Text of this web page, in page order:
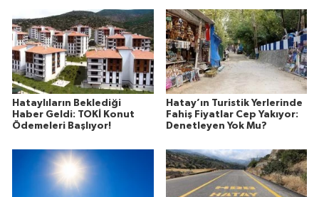
Hataylıların Beklediği
Haber Geldi: TOKİ Konut
Ödemeleri Başlıyor!
Hatay’ın Turistik Yerlerinde
Fahiş Fiyatlar Cep Yakıyor:
Denetleyen Yok Mu?